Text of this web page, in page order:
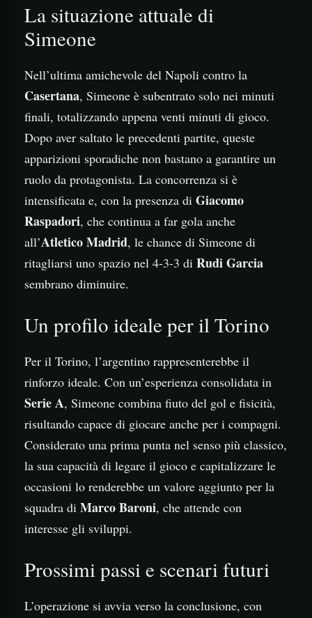
La situazione attuale di
Simeone
Nell’ultima amichevole del Napoli contro la
Casertana, Simeone è subentrato solo nei minuti
finali, totalizzando appena venti minuti di gioco.
Dopo aver saltato le precedenti partite, queste
apparizioni sporadiche non bastano a garantire un
ruolo da protagonista. La concorrenza si è
intensificata e, con la presenza di Giacomo
Raspadori, che continua a far gola anche
all’Atletico Madrid, le chance di Simeone di
ritagliarsi uno spazio nel 4-3-3 di Rudi Garcia
sembrano diminuire.
Un profilo ideale per il Torino
Per il Torino, l’argentino rappresenterebbe il
rinforzo ideale. Con un’esperienza consolidata in
Serie A, Simeone combina fiuto del gol e fisicità,
risultando capace di giocare anche per i compagni.
Considerato una prima punta nel senso più classico,
la sua capacità di legare il gioco e capitalizzare le
occasioni lo renderebbe un valore aggiunto per la
squadra di Marco Baroni, che attende con
interesse gli sviluppi.
Prossimi passi e scenari futuri
L’operazione si avvia verso la conclusione, con